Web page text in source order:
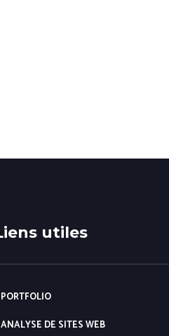
utiles
PORTFOLIO
ANALYSE DE SITES WEB